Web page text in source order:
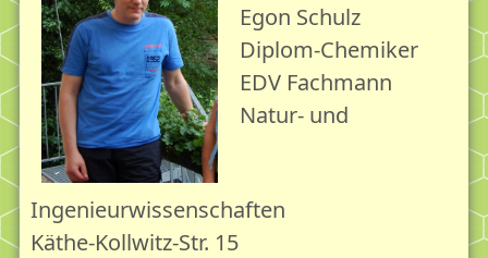
Zart besaitet - Beratung für Hochsensible
Beratung für Ihr Büro
Brückenzeit - Beratung vor und nach einer
Therapie
Erntezeit55plus - Beratung für ein gutes Altern
Wenn nichts mehr geht...
Begegnung
Egon Schulz
Diplom-Chemiker
EDV Fachmann
Natur- und
Ingenieurwissenschaften
Käthe-Kollwitz-Str. 15